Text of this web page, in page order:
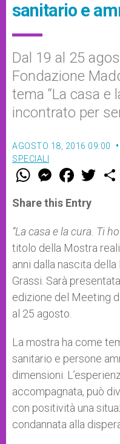
sanitario e
Dal 19 al 25
Fondazione
tema “La casa e
incontrato per
AGOSTO 18, 2016 09:00
SPECIALI
W
t
s
p
p
M
e
s
e
g
e
r
F
a
e
b
o
k
w
r
Share this Entry
“La casa e la cura. Ti
titolo della Mostra
anni dalla nascita
Grassi. Sarà
edizione del Meeting
al 25 agosto.
La mostra ha come
sanitario e persone
dimensioni.
accompagnata, può
con positività una
condannata alla